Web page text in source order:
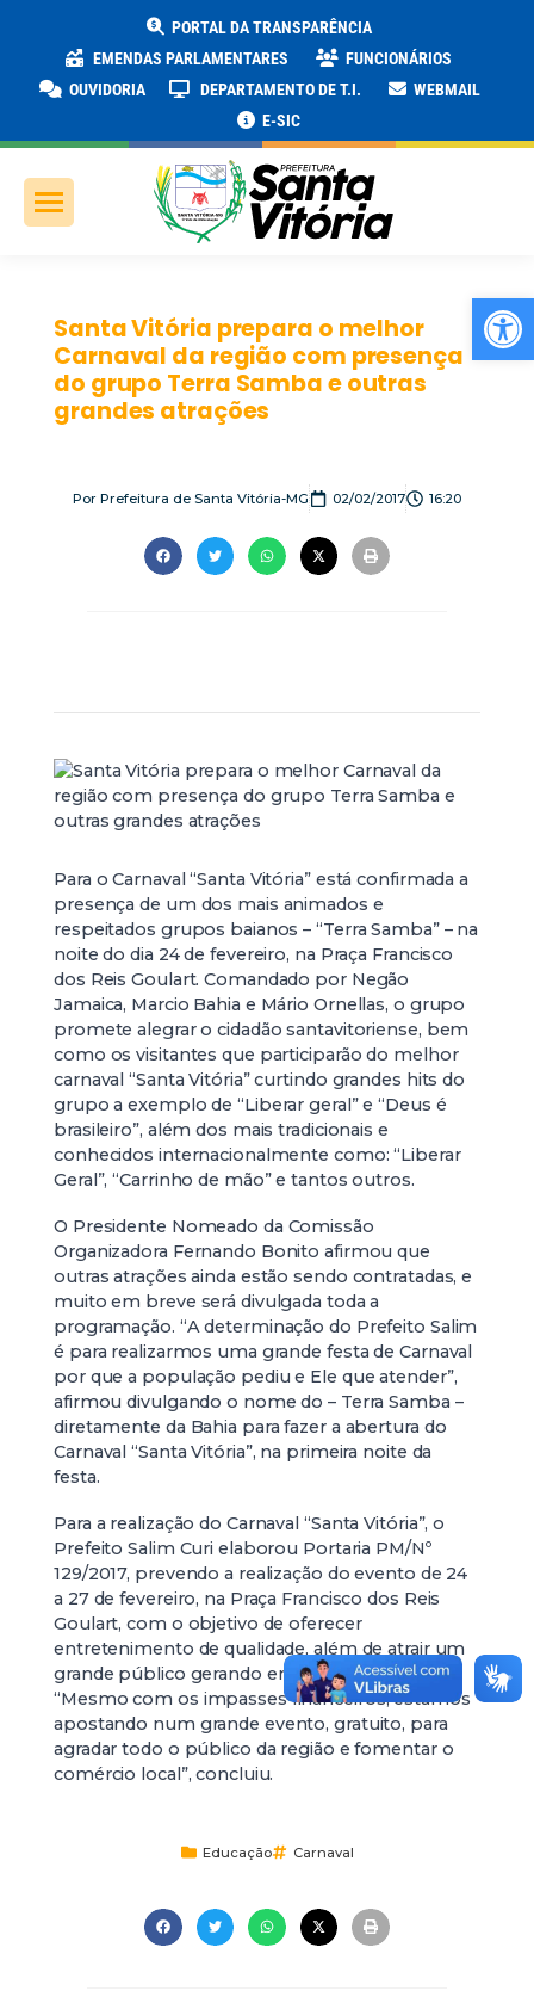
PORTAL DA TRANSPARÊNCIA
EMENDAS PARLAMENTARES
FUNCIONÁRIOS
OUVIDORIA
DEPARTAMENTO DE T.I.
WEBMAIL
E-SIC
Santa Vitória prepara o melhor
Carnaval da região com presença
do grupo Terra Samba e outras
grandes atrações
Por Prefeitura de Santa Vitória-MG 02/02/2017 16:20
Para o Carnaval “Santa Vitória” está confirmada a
presença de um dos mais animados e
respeitados grupos baianos – “Terra Samba” – na
noite do dia 24 de fevereiro, na Praça Francisco
dos Reis Goulart. Comandado por Negão
Jamaica, Marcio Bahia e Mário Ornellas, o grupo
promete alegrar o cidadão santavitoriense, bem
como os visitantes que participarão do melhor
carnaval “Santa Vitória” curtindo grandes hits do
grupo a exemplo de “Liberar geral” e “Deus é
brasileiro”, além dos mais tradicionais e
conhecidos internacionalmente como: “Liberar
Geral”, “Carrinho de mão” e tantos outros.
O Presidente Nomeado da Comissão
Organizadora Fernando Bonito afirmou que
outras atrações ainda estão sendo contratadas, e
muito em breve será divulgada toda a
programação. “A determinação do Prefeito Salim
é para realizarmos uma grande festa de Carnaval
por que a população pediu e Ele que atender”,
afirmou divulgando o nome do – Terra Samba –
diretamente da Bahia para fazer a abertura do
Carnaval “Santa Vitória”, na primeira noite da
festa.
Para a realização do Carnaval “Santa Vitória”, o
Prefeito Salim Curi elaborou Portaria PM/Nº
129/2017, prevendo a realização do evento de 24
a 27 de fevereiro, na Praça Francisco dos Reis
Goulart, com o objetivo de oferecer
entretenimento de qualidade, além de atrair um
grande público gerando empregos e renda.
“Mesmo com os impasses financeiros, estamos
apostando num grande evento, gratuito, para
agradar todo o público da região e fomentar o
comércio local”, concluiu.
Educação Carnaval